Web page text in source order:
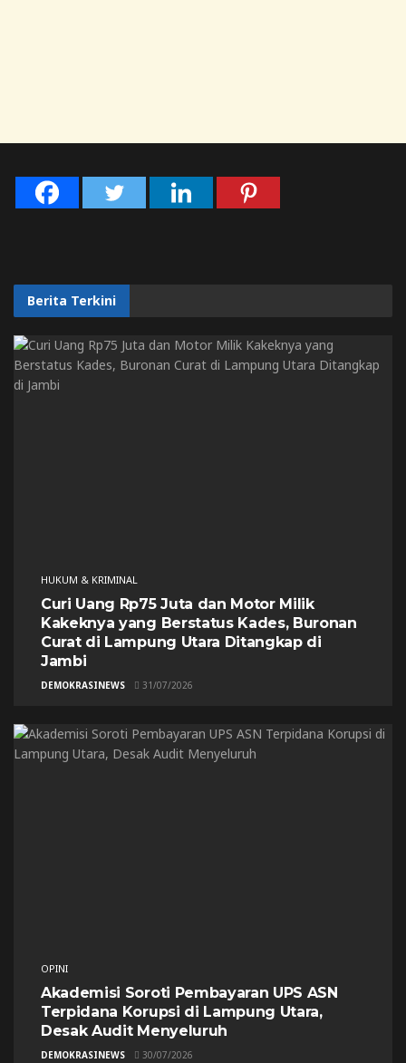
Berita Terkini
HUKUM & KRIMINAL
Curi Uang Rp75 Juta dan Motor Milik
Kakeknya yang Berstatus Kades, Buronan
Curat di Lampung Utara Ditangkap di
Jambi
DEMOKRASINEWS 31/07/2026
OPINI
Akademisi Soroti Pembayaran UPS ASN
Terpidana Korupsi di Lampung Utara,
Desak Audit Menyeluruh
DEMOKRASINEWS 30/07/2026